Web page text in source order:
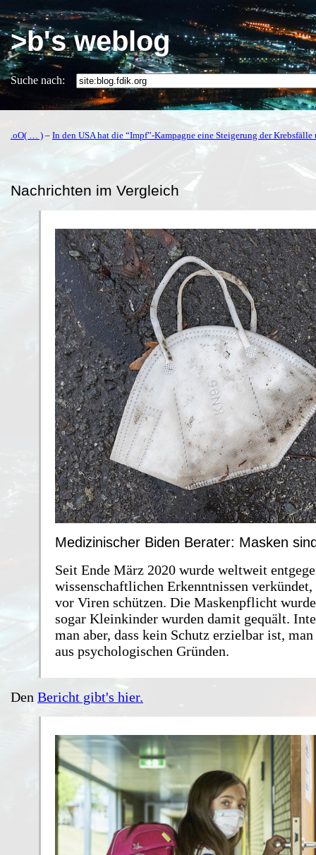
>b's weblog
Suche nach:
.oO( … ) – In den USA hat die “Impf”-Kampagne eine Steigerung der
Nachrichten im Vergleich
Medizinischer Biden Berater: Masken
Seit Ende März 2020 wurde weltweit
wissenschaftlichen Erkenntnissen verkündet,
vor Viren schützen. Die Maskenpflicht
sogar Kleinkinder wurden damit gequält.
man aber, dass kein Schutz erzielbar ist, man
aus psychologischen Gründen.
Den Bericht gibt's hier.